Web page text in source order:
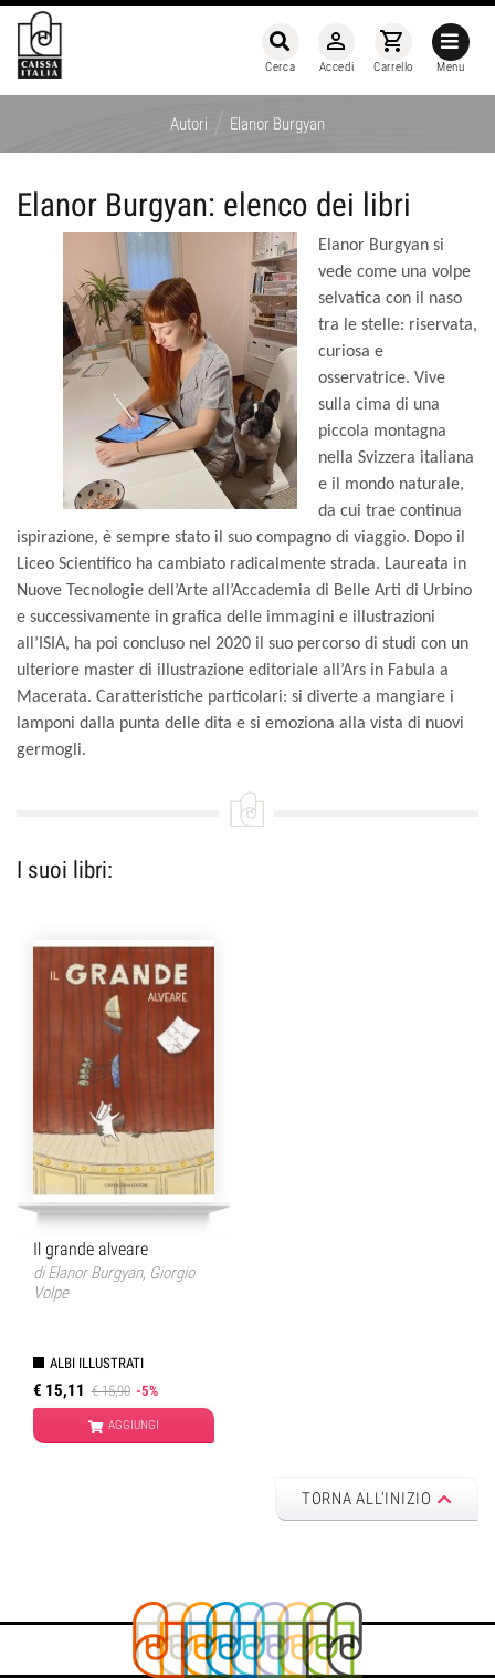
Menu
shopping_cart
Carrello
person_outline
Accedi
Cerca
Autori / Elanor Burgyan
Elanor Burgyan: elenco dei libri
Elanor Burgyan si
vede come una volpe
selvatica con il naso
tra le stelle: riservata,
curiosa e
osservatrice. Vive
sulla cima di una
piccola montagna
nella Svizzera italiana
e il mondo naturale,
da cui trae continua
ispirazione, è sempre stato il suo compagno di viaggio. Dopo il
Liceo Scientifico ha cambiato radicalmente strada. Laureata in
Nuove Tecnologie dell’Arte all’Accademia di Belle Arti di Urbino
e successivamente in grafica delle immagini e illustrazioni
all’ISIA, ha poi concluso nel 2020 il suo percorso di studi con un
ulteriore master di illustrazione editoriale all’Ars in Fabula a
Macerata. Caratteristiche particolari: si diverte a mangiare i
lamponi dalla punta delle dita e si emoziona alla vista di nuovi
germogli.
I suoi libri:
Il grande alveare
diElanor Burgyan, Giorgio
Volpe
ALBI ILLUSTRATI
€ 15,11 € 15,90 -5%
AGGIUNGI
TORNA ALL'INIZIO